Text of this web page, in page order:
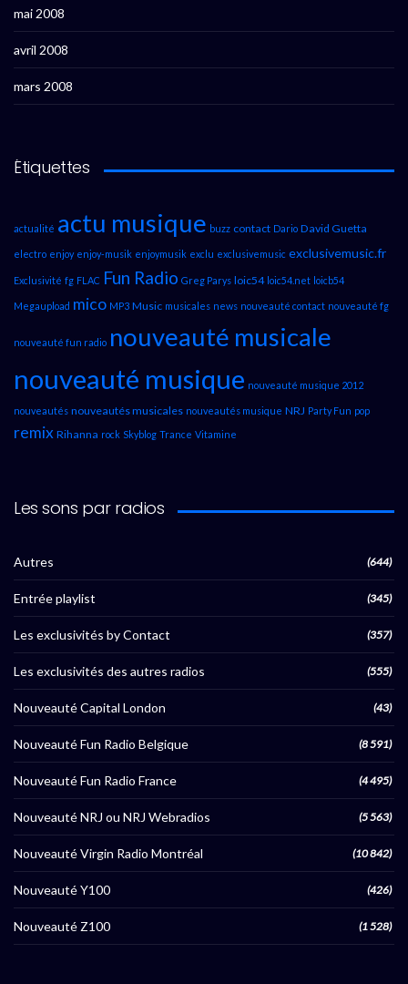
mai 2008
avril 2008
mars 2008
Étiquettes
actualité actu musique buzz contact Dario David Guetta
electro enjoy enjoy-musik enjoymusik exclu exclusivemusic exclusivemusic.fr
Exclusivité fg FLAC Fun Radio Greg Parys loic54 loic54.net loicb54
Megaupload mico MP3 Music musicales news nouveauté contact nouveauté fg
nouveauté fun radio nouveauté musicale
nouveauté musique nouveauté musique 2012
nouveautés nouveautés musicales nouveautés musique NRJ Party Fun pop
remix Rihanna rock Skyblog Trance Vitamine
Les sons par radios
Autres (644)
Entrée playlist (345)
Les exclusivités by Contact (357)
Les exclusivités des autres radios (555)
Nouveauté Capital London (43)
Nouveauté Fun Radio Belgique (8 591)
Nouveauté Fun Radio France (4 495)
Nouveauté NRJ ou NRJ Webradios (5 563)
Nouveauté Virgin Radio Montréal (10 842)
Nouveauté Y100 (426)
Nouveauté Z100 (1 528)